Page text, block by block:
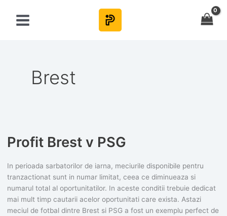
content
Brest
Profit Brest v PSG
In perioada sarbatorilor de iarna, meciurile disponibile pentru
tranzactionat sunt in numar limitat, ceea ce diminueaza si
numarul total al oportunitatilor. In aceste conditii trebuie dedicat
mai mult timp cautarii acelor oportunitati care exista. Astazi
meciul de fotbal dintre Brest si PSG a fost un exemplu perfect de